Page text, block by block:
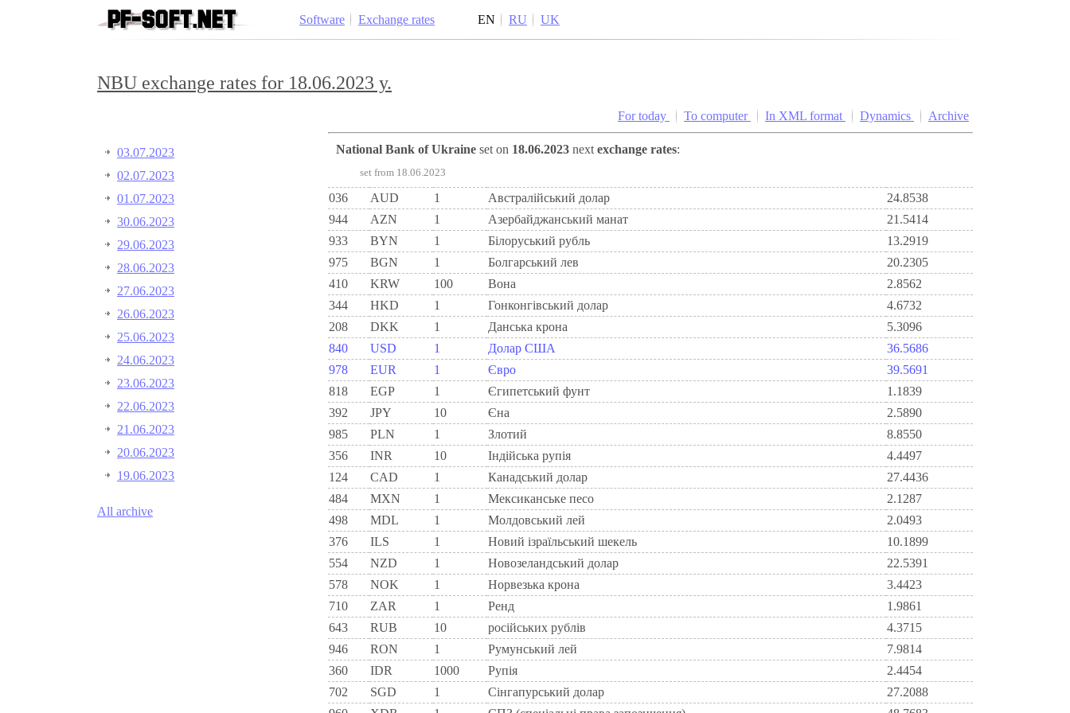
Software Exchange rates EN RU UK
NBU exchange rates for 18.06.2023 y.
03.07.2023
02.07.2023
01.07.2023
30.06.2023
29.06.2023
28.06.2023
27.06.2023
26.06.2023
25.06.2023
24.06.2023
23.06.2023
22.06.2023
21.06.2023
20.06.2023
19.06.2023
All archive
For today To computer In XML format Dynamics Archive
National Bank of Ukraine set on 18.06.2023 next exchange rates:
set from 18.06.2023
036 AUD 1 Австралійський долар
24.8538
944
AZN 1 Азербайджанський манат
21.5414
933
BYN 1 Бiлоруський рубль
13.2919
975
BGN 1 Болгарський лев
20.2305
410
KRW 100 Вона
2.8562
344
HKD 1 Гонконгівський долар
4.6732
208
DKK 1 Данська крона
5.3096
840
USD 1 Долар США
36.5686
978
EUR 1 Євро
39.5691
818
EGP 1 Єгипетський фунт
1.1839
392
JPY 10 Єна
2.5890
985
PLN 1 Злотий
8.8550
356
INR 10 Індійська рупія
4.4497
124
CAD 1 Канадський долар
27.4436
484
MXN 1 Мексиканське песо
2.1287
498
MDL 1 Молдовський лей
2.0493
376
ILS 1 Новий ізраїльський шекель
10.1899
554
NZD 1 Новозеландський долар
22.5391
578
NOK 1 Норвезька крона
3.4423
710
ZAR 1 Ренд
1.9861
643
RUB 10 російських рублів
4.3715
946
RON 1 Румунський лей
7.9814
360
IDR 1000 Рупія
2.4454
702
SGD 1 Сінгапурський долар
27.2088